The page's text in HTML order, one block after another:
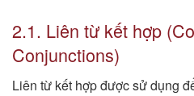
2.1. Liên từ kết hợp
Conjunctions)
Liên từ kết hợp được sử dụng